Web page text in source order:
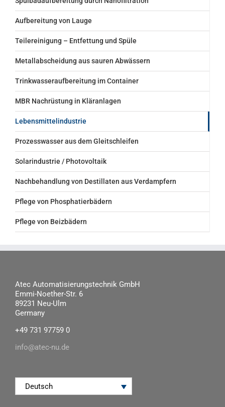
Aufbereitung von Lauge
Teilereinigung – Entfettung und Spüle
Metallabscheidung aus sauren Abwässern
Trinkwasseraufbereitung im Container
MBR Nachrüstung in Kläranlagen
Lebensmittelindustrie
Prozesswasser aus dem Gleitschleifen
Solarindustrie / Photovoltaik
Nachbehandlung von Destillaten aus Verdampfern
Pflege von Phosphatierbädern
Pflege von Beizbädern
Atec Automatisierungstechnik GmbH
Emmi-Noether-Str. 6
89231 Neu-Ulm
Germany
+49 731 97759 0
info@atec-nu.de
Deutsch